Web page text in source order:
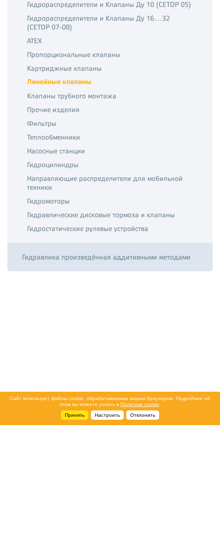
Гидрораспределители и Клапаны Ду 10 (CETOP 05)
Гидрораспределители и Клапаны Ду 16…32
(CETOP 07-08)
ATEX
Пропорциональные клапаны
Картриджные клапаны
Линейные клапаны
Клапаны трубного монтажа
Прочие изделия
Фильтры
Теплообменники
Насосные станции
Гидроцилиндры
Направляющие распределители для мобильной
техники
Гидромоторы
Гидравлические дисковые тормоза и клапаны
Гидростатические рулевые устройства
Гидравлика произведённая аддитивными методами
Сайт использует файлы cookie, обрабатываемые вашим браузером. Подробнее об
этом вы можете узнать в Политике cookie
Принять
Настроить Отклонить